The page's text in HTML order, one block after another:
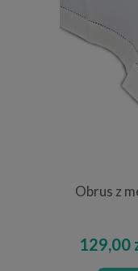
Obrus z
129,00